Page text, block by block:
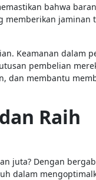
bahwa
memberikan jaminan
Keamanan dalam
pembelian
dan membantu
Raih
juta? Dengan
dalam